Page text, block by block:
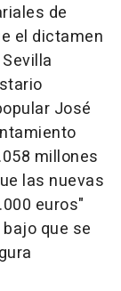
de
el dictamen
José
millones
las nuevas
euros"
que se